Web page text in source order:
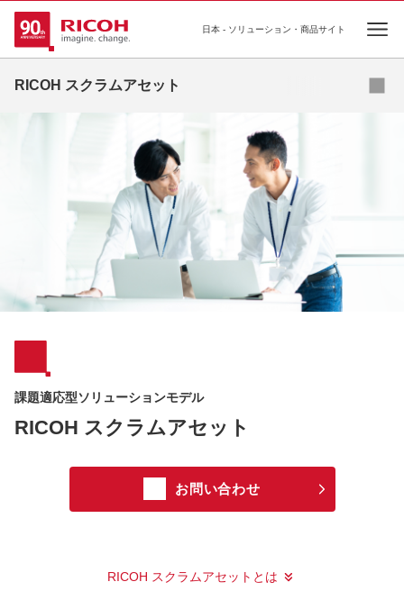
日本 - ソリューション・商品サイト
RICOH スクラムアセット
業種業務ソリューションモデル
バックオフィス効率化ソリューションモデル
セキュリティ強化ソリューションモデル
課題適応型ソリューションモデル
RICOH スクラムアセット
お問い合わせ
RICOH スクラムアセットとは